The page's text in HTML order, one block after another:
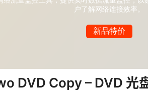
DVD Copy – DVD